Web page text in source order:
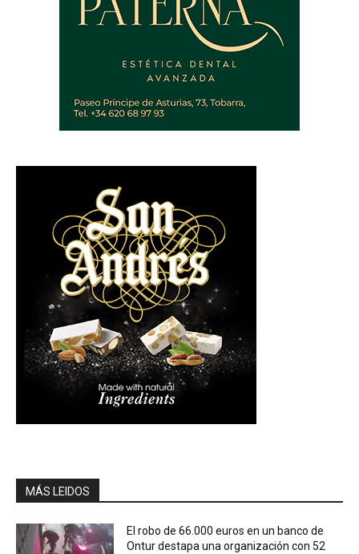
MÁS LEIDOS
El robo de 66.000 euros en un banco de
Ontur destapa una organización con 52